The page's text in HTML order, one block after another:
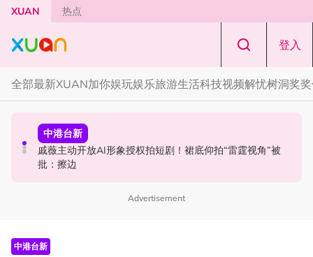
Skip to main content
XUAN 热点
登入
全部最新XUAN加你娱玩娱乐旅游生活科技视频解忧树洞奖
中港台新
《披荆斩棘2026》正式官宣全阵容！余文乐、刘畊宏、孙
楠都来了
中港台新
陈土豆玩梗《下一站幸福》！同框阿信、吴建豪上演“光晞
不能捐”桥段
中港台新
戚薇主动开放AI形象授权拍短剧！裙底仰拍“雷霆视角”被
批：擦边
Advertisement
中港台新